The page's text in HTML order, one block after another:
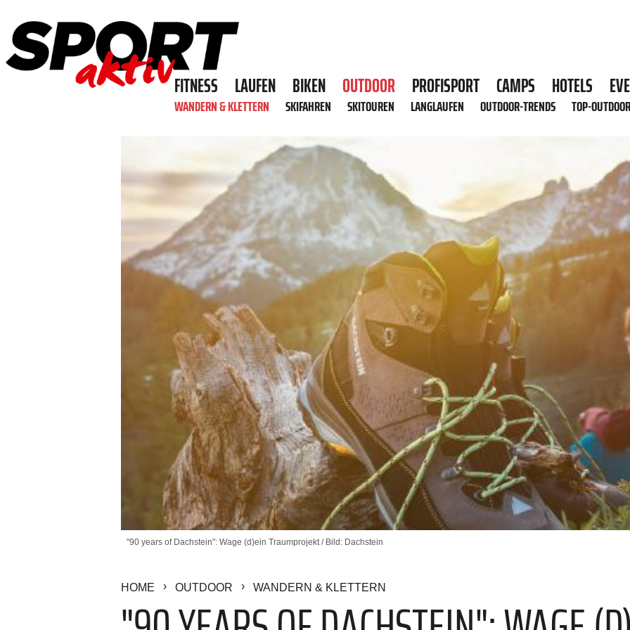
FITNESS LAUFEN BIKEN OUTDOOR PROFISPORT CAMPS HOTELS
WANDERN & KLETTERN SKIFAHREN SKITOUREN LANGLAUFEN OUTDOOR-TRENDS TOP-
"90 years of Dachstein": Wage (d)ein Traumprojekt / Bild: Dachstein
HOME OUTDOOR WANDERN & KLETTERN